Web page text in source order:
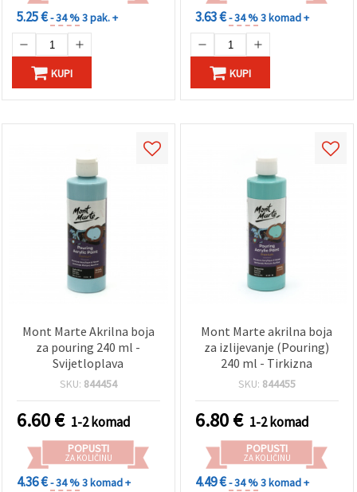
5.25 €- 34 %3 pak. +
KUPI
3.63 €- 34 %3 komad +
KUPI
Mont Marte Akrilna boja
za pouring 240 ml -
Svijetloplava
SKU: 844454
6.60€ 1-2 komad
POPUSTI
ZA KOLIČINU
4.36 €- 34 %3 komad +
Mont Marte akrilna boja
za izlijevanje (Pouring)
240 ml - Tirkizna
SKU: 844455
6.80€ 1-2 komad
POPUSTI
ZA KOLIČINU
4.49 €- 34 %3 komad +